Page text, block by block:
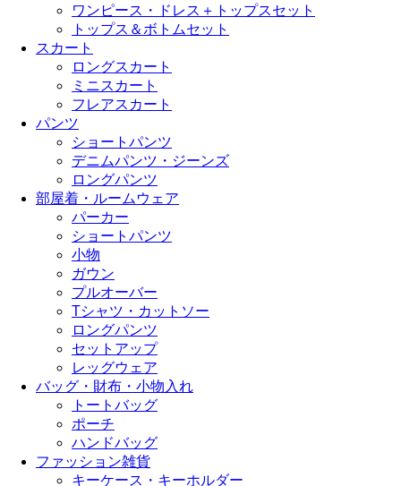
ワンピース・ドレス＋トップスセット
トップス＆ボトムセット
スカート
ロングスカート
ミニスカート
フレアスカート
パンツ
ショートパンツ
デニムパンツ・ジーンズ
ロングパンツ
部屋着・ルームウェア
パーカー
ショートパンツ
小物
ガウン
プルオーバー
Tシャツ・カットソー
ロングパンツ
セットアップ
レッグウェア
バッグ・財布・小物入れ
トートバッグ
ポーチ
ハンドバッグ
ファッション雑貨
キーケース・キーホルダー